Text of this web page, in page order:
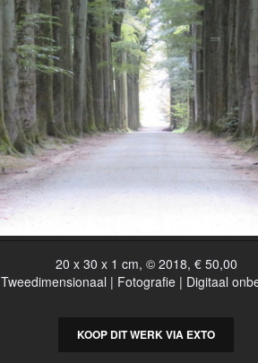
20 x 30 x 1 cm, © 2018, € 50,00
Tweedimensionaal | Fotografie | Digitaal
KOOP DIT WERK VIA EXTO